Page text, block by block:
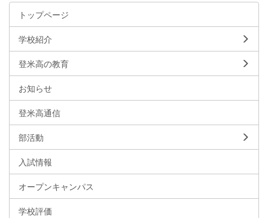
トップページ
学校紹介
登米高の教育
お知らせ
登米高通信
部活動
入試情報
オープンキャンパス
学校評価